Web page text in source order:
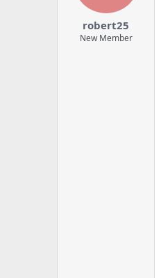
robert25
New Member